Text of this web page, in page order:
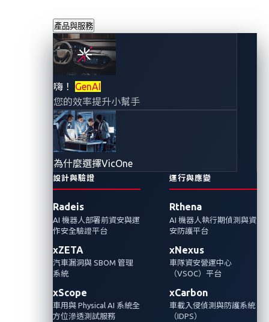
產品與服務
嗨！ GenAI
您的效率提升小幫手
為什麼選擇VicOne
設計與驗證
Radeis
AI 機器人部署前資安與運
作安全驗證平台
xZETA
汽車漏洞與 SBOM 管理
系統
xScope
車用與 Physical AI 系統全
方位滲透測試服務
運行與應變
Rthena
AI 機器人執行期偵測與資
安防護平台
xNexus
車隊資安營運中心
（VSOC）平台
xCarbon
車載入侵偵測與防護系統
（IDPS）
VicOne與微軟共同
合作為軟體開發者
提供服務 具有差異
化的汽車威脅情
報、創新且無縫的
DevSecOps 工作流
2025年1月9日